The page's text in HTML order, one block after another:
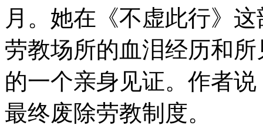
月。她在《不虚此行》
劳教场所的血泪经历和
的一个亲身见证。作者
最终废除劳教制度。